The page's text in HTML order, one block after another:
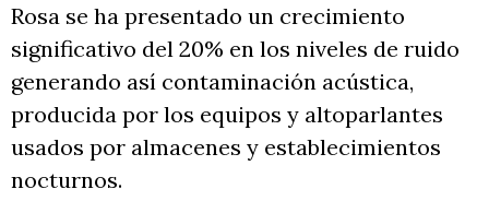
Rosa se ha presentado un crecimiento
significativo del 20% en los niveles de ruido
generando así contaminación acústica,
producida por los equipos y altoparlantes
usados por almacenes y establecimientos
nocturnos.